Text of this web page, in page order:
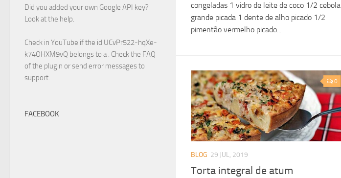
congeladas 1 vidro de leite de coco 1/2 cebola
grande picada 1 dente de alho picado 1/2
pimentão vermelho picado...
0
BLOG 29 JUL, 2019
Torta integral de atum
Did you added your own Google API key?
Look at the help
Check in YouTube if the id UCvPr522-hqXe-
k74OHXM9vQ belongs to a . Check the FAQ
of the plugin or send error messages to
support
FACEBOOK